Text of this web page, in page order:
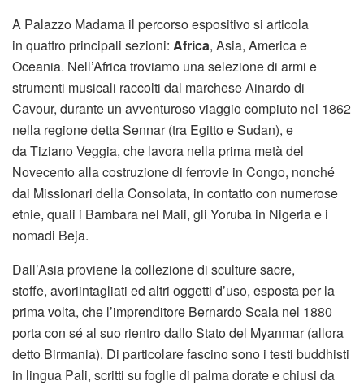
A Palazzo Madama il percorso espositivo si articola
in quattro principali sezioni: Africa, Asia, America e
Oceania. Nell’Africa troviamo una selezione di armi e
strumenti musicali raccolti dal marchese Ainardo di
Cavour, durante un avventuroso viaggio compiuto nel 1862
nella regione detta Sennar (tra Egitto e Sudan), e
da Tiziano Veggia, che lavora nella prima metà del
Novecento alla costruzione di ferrovie in Congo, nonché
dai Missionari della Consolata, in contatto con numerose
etnie, quali i Bambara nel Mali, gli Yoruba in Nigeria e i
nomadi Beja.
Dall’Asia proviene la collezione di sculture sacre,
stoffe, avoriintagliati ed altri oggetti d’uso, esposta per la
prima volta, che l’imprenditore Bernardo Scala nel 1880
porta con sé al suo rientro dallo Stato del Myanmar (allora
detto Birmania). Di particolare fascino sono i testi buddhisti
in lingua Pali, scritti su foglie di palma dorate e chiusi da